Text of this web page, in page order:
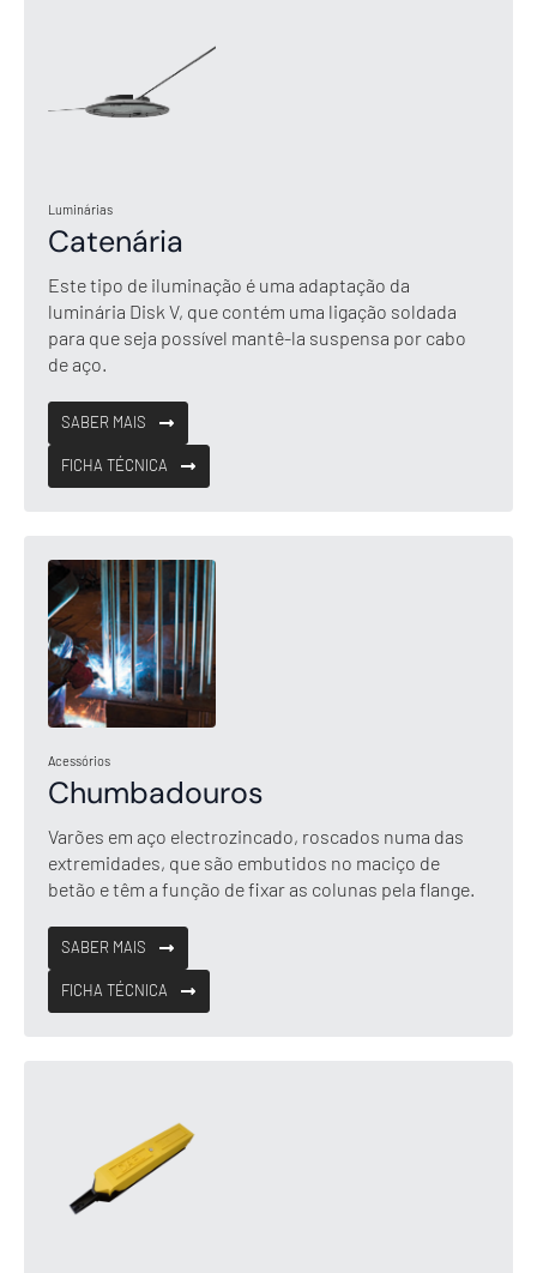
Luminárias
Catenária
Este tipo de iluminação é uma adaptação da
luminária Disk V, que contém uma ligação soldada
para que seja possível mantê-la suspensa por cabo
de aço.
SABER MAIS
FICHA TÉCNICA
Acessórios
Chumbadouros
Varões em aço electrozincado, roscados numa das
extremidades, que são embutidos no maciço de
betão e têm a função de fixar as colunas pela flange.
SABER MAIS
FICHA TÉCNICA